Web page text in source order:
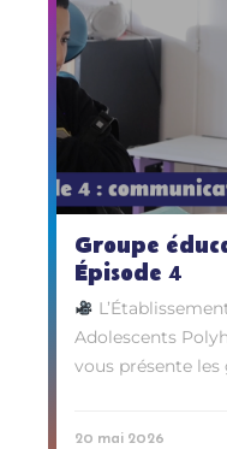
Groupe
Épisode 4
Adolescents
vous présente les
20 mai 2026